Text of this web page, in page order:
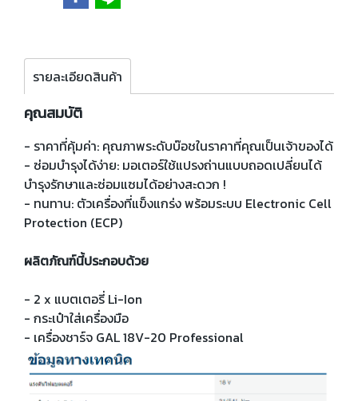
รายละเอียดสินค้า
คุณสมบัติ
- ราคาที่คุ้มค่า: คุณภาพระดับบ๊อชในราคาที่คุณเป็นเจ้าของได้
- ซ่อมบำรุงได้ง่าย: มอเตอร์ใช้แปรงถ่านแบบถอดเปลี่ยนได้
บำรุงรักษาและซ่อมแซมได้อย่างสะดวก !
- ทนทาน: ตัวเครื่องที่แข็งแกร่ง พร้อมระบบ Electronic Cell
Protection (ECP)
ผลิตภัณฑ์นี้ประกอบด้วย
- 2 x แบตเตอรี่ Li-Ion
- กระเป๋าใส่เครื่องมือ
- เครื่องชาร์จ GAL 18V-20 Professional